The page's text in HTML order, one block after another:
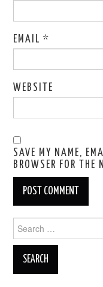
EMAIL*
WEBSITE
SAVE MY NAME,
BROWSER FOR THE
for: